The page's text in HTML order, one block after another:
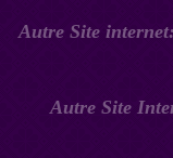
Autre Site
Autre Site